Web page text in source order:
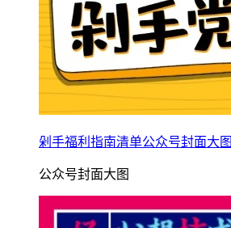
剁手福利指南清单公众号封面大图
公众号封面大图